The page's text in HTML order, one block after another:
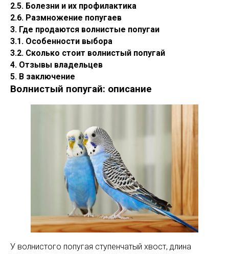
2.5. Болезни и их профилактика
2.6. Размножение попугаев
3. Где продаются волнистые попугаи
3.1. Особенности выбора
3.2. Сколько стоит волнистый попугай
4. Отзывы владельцев
5. В заключение
Волнистый попугай: описание
У волнистого попугая ступенчатый хвост, длина